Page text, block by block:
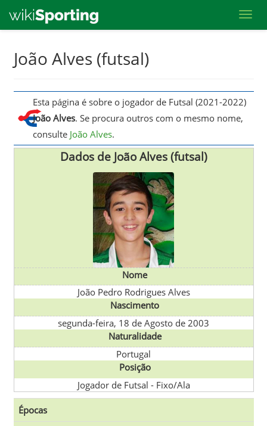
João Alves (futsal)
Esta página é sobre o jogador de Futsal (2021-2022)
João Alves. Se procura outros com o mesmo nome,
consulte João Alves.
Dados de João Alves (futsal)
Nome
João Pedro Rodrigues Alves
Nascimento
segunda-feira, 18 de Agosto de 2003
Naturalidade
Portugal
Posição
Jogador de Futsal - Fixo/Ala
Épocas